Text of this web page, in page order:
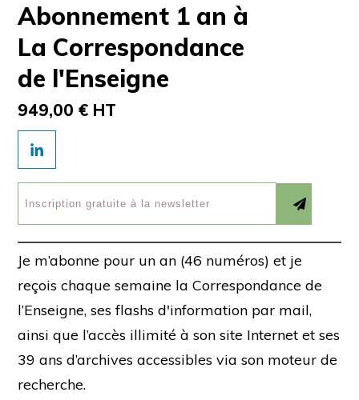
Abonnement 1 an à
La Correspondance
de l'Enseigne
949,00 € HT
Je m’abonne pour un an (46 numéros) et je
reçois chaque semaine la Correspondance de
l’Enseigne, ses flashs d'information par mail,
ainsi que l’accès illimité à son site Internet et ses
39 ans d’archives accessibles via son moteur de
recherche.